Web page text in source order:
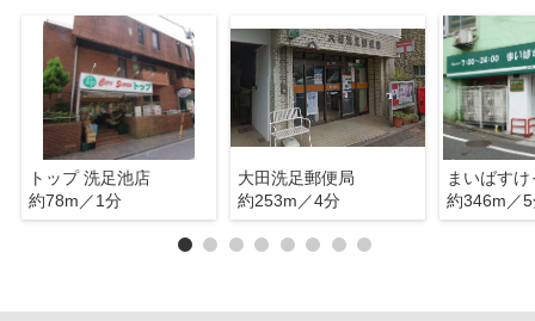
トップ 洗足池店
約78m／1分
大田洗足郵便局
約253m／4分
約346m／